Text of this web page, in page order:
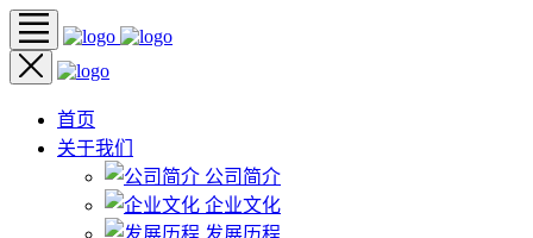
首页
关于我们
公司简介
企业文化
发展历程